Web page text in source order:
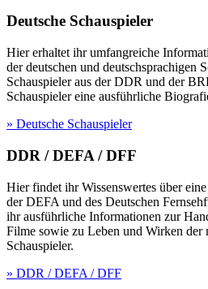
Deutsche Schauspieler
Hier erhaltet ihr umfangreiche
der deutschen und deutschsprachigen
Schauspieler aus der DDR und der
Schauspieler eine ausführliche
» Deutsche Schauspieler
DDR / DEFA / DFF
Hier findet ihr Wissenswertes über
der DEFA und des Deutschen
ihr ausführliche Informationen zur
Filme sowie zu Leben und Wirken
Schauspieler.
» DDR / DEFA / DFF